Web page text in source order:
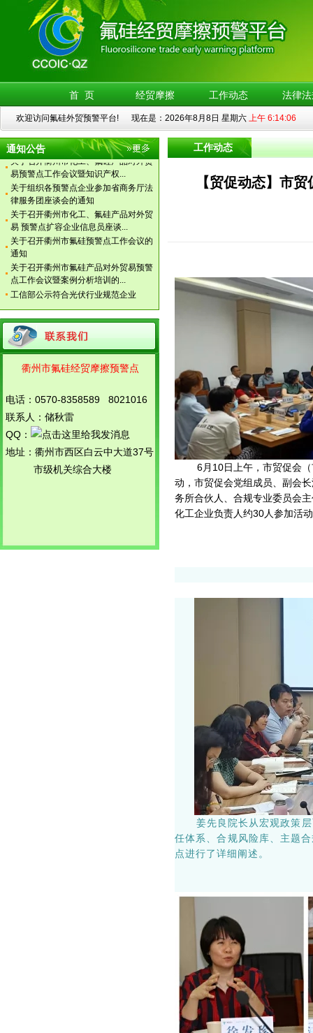
首 页 经贸摩擦 工作动态 法律
欢迎访问氟硅外贸预警平台! 现在是：2026年8月8日 星期六 上午 6:14:06
通知公告
易 预警点扩容企业信息员座谈...
关于召开衢州市氟硅预警点工作会议的
关于召开衢州市氟硅产品对外贸易预警
点工作会议暨案例分析培训的...
工信部公示符合光伏行业规范企业
浙江调解中心衢州办事处成立会议日前
氟硅外贸预警独立网站启用
关于调整衢州市氟硅产品对外贸易预警
机制示范点领导小组的通知
关于召开衢州市化工、氟硅产品对外贸
易预警点工作会议暨知识产权...
关于组织各预警点企业参加省商务厅法
律服务团座谈会的通知
关于召开衢州市化工、氟硅产品对外贸
易 预警点扩容企业信息员座谈...
关于召开衢州市氟硅预警点工作会议的
通知
关于召开衢州市氟硅产品对外贸易预警
点工作会议暨案例分析培训的...
工信部公示符合光伏行业规范企业
浙江调解中心衢州办事处成立会议日前
氟硅外贸预警独立网站启用
关于调整衢州市氟硅产品对外贸易预警
机制示范点领导小组的通知
关于召开衢州市化工、氟硅产品对外贸
关于组织各预警点企业参加省商务厅法
衢州市氟硅经贸摩擦预警点
电话：0570-8358589 8021016
联系人：储秋雷
QQ：
地址：衢州市西区白云中大道37号
市级机关综合大楼
工作动态
【贸促动态】市
6月10日上午，市贸促会（市
动，市贸促会党组成员、副会
务所合伙人、合规专业委员会
化工企业负责人约30人参加活
姜先良院长从宏观政策层
任体系、合规风险库、主题
点进行了详细阐述。